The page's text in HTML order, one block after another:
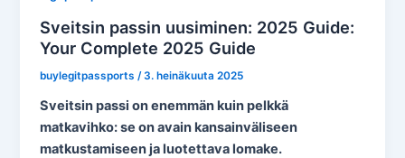
Sveitsin passin uusiminen: 2025 Guide:
Your Complete 2025 Guide
buylegitpassports/3. heinäkuuta 2025
Sveitsin passi on enemmän kuin pelkkä
matkavihko: se on avain kansainväliseen
matkustamiseen ja luotettava lomake.